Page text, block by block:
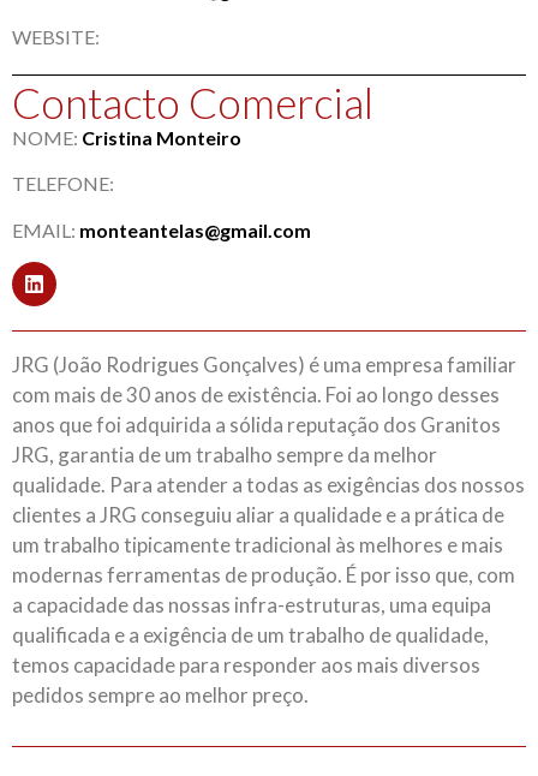
WEBSITE:
Contacto Comercial
NOME: Cristina Monteiro
TELEFONE:
EMAIL: monteantelas@gmail.com
JRG (João Rodrigues Gonçalves) é uma empresa familiar
com mais de 30 anos de existência. Foi ao longo desses
anos que foi adquirida a sólida reputação dos Granitos
JRG, garantia de um trabalho sempre da melhor
qualidade. Para atender a todas as exigências dos nossos
clientes a JRG conseguiu aliar a qualidade e a prática de
um trabalho tipicamente tradicional às melhores e mais
modernas ferramentas de produção. É por isso que, com
a capacidade das nossas infra-estruturas, uma equipa
qualificada e a exigência de um trabalho de qualidade,
temos capacidade para responder aos mais diversos
pedidos sempre ao melhor preço.